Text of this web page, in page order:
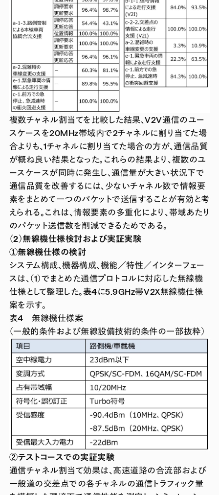
複数チャネル割当てを比較した結果、V2V通信のユー
スケースを20MHz帯域内で2チャネルに割り当てた場
合よりも、1チャネルに割り当てた場合の方が、通信品質
が概ね良い結果となった。これらの結果より、複数のユ
ースケースが同時に発生し、通信量が大きい状況下で
通信品質を改善するには、少ないチャネル数で情報要
素をまとめて一つのパケットで送信することが有効と考
えられる。これは、情報要素の多重化により、帯域あたり
のパケット送信数を削減できるためである。
（2）無線機仕様検討および実証実験
①無線機仕様の検討
システム構成、機器構成、機能／特性／インターフェー
スは、（1）でまとめた通信プロトコルに対応した無線機
仕様として整理した。 表4に5.9GHz帯V2X無線機仕様
案を示す。
表4 無線機仕様案
（一般的条件および無線設備技術的条件の一部抜粋）
②テストコースでの実証実験
通信チャネル割当て効果は、高速道路の合流部および
一般道の交差点での各チャネルの通信トラフィック量